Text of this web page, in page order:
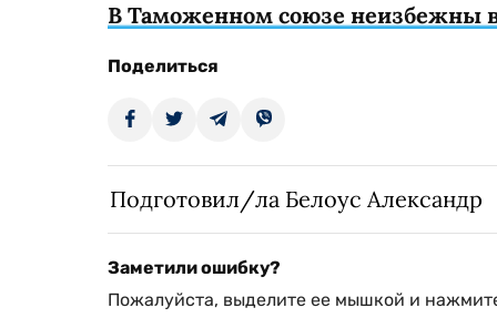
В Таможенном союзе неизбежны
Поделиться
Подготовил/ла Белоус Александр
Заметили ошибку?
Пожалуйста, выделите ее мышкой и